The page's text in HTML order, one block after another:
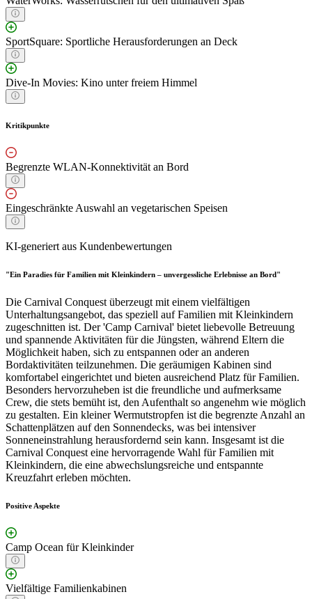
SportSquare: Sportliche Herausforderungen an Deck
Dive-In Movies: Kino unter freiem Himmel
Kritikpunkte
Begrenzte WLAN-Konnektivität an Bord
Eingeschränkte Auswahl an vegetarischen Speisen
KI-generiert aus Kundenbewertungen
"Ein Paradies für Familien mit Kleinkindern – unvergessliche Erlebnisse an Bord"
Die Carnival Conquest überzeugt mit einem vielfältigen
Unterhaltungsangebot, das speziell auf Familien mit Kleinkindern
zugeschnitten ist. Der 'Camp Carnival' bietet liebevolle Betreuung
und spannende Aktivitäten für die Jüngsten, während Eltern die
Möglichkeit haben, sich zu entspannen oder an anderen
Bordaktivitäten teilzunehmen. Die geräumigen Kabinen sind
komfortabel eingerichtet und bieten ausreichend Platz für Familien.
Besonders hervorzuheben ist die freundliche und aufmerksame
Crew, die stets bemüht ist, den Aufenthalt so angenehm wie möglich
zu gestalten. Ein kleiner Wermutstropfen ist die begrenzte Anzahl an
Schattenplätzen auf den Sonnendecks, was bei intensiver
Sonneneinstrahlung herausfordernd sein kann. Insgesamt ist die
Carnival Conquest eine hervorragende Wahl für Familien mit
Kleinkindern, die eine abwechslungsreiche und entspannte
Kreuzfahrt erleben möchten.
Positive Aspekte
Camp Ocean für Kleinkinder
Vielfältige Familienkabinen